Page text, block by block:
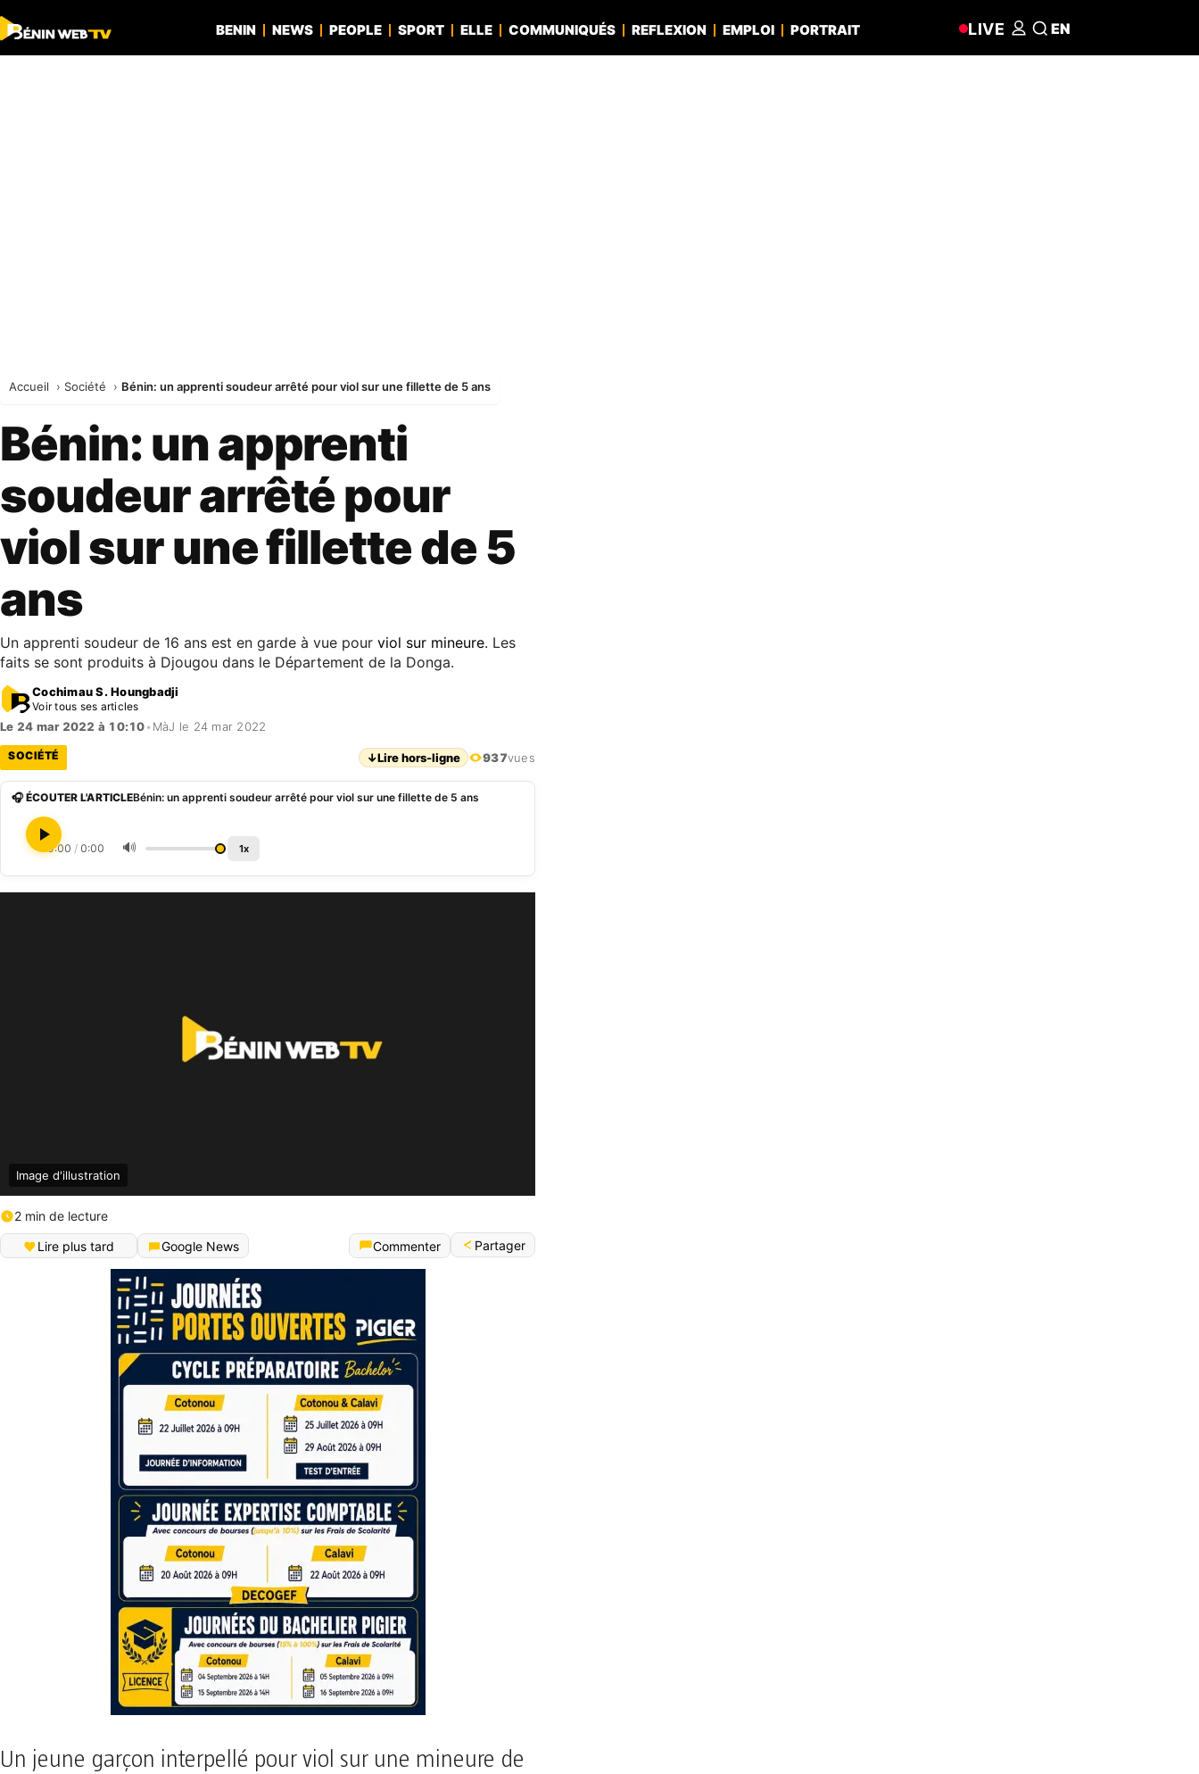
BENIN NEWS PEOPLE SPORT ELLE COMMUNIQUÉS REFLEXION EMPLOI PORTRAIT LIVE EN
Accueil Société Bénin: un apprenti soudeur arrêté pour viol sur une fillette de 5 ans
Bénin: un apprenti
soudeur arrêté pour
viol sur une fillette de 5
ans
Un apprenti soudeur de 16 ans est en garde à vue pour viol sur mineure. Les
faits se sont produits à Djougou dans le Département de la Donga.
Cochimau S. Houngbadji
Voir tous ses articles
Le 24 mar 2022 à 10:10• MàJ le 24 mar 2022
SOCIÉTÉ ↓Lire hors-ligne 937vues
🎧 ÉCOUTER L'ARTICLEBénin: un apprenti soudeur arrêté pour viol sur une fillette de 5 ans
0:00 / 0:00 🔊 1x
Image d'illustration
2 min de lecture
Lire plus tard
Google News Commenter Partager
Un jeune garçon interpellé pour viol sur une mineure de